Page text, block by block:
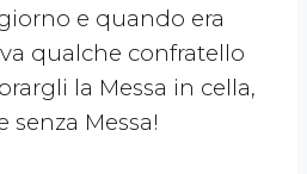
e quando era
qualche confratello
la Messa in cella,
Messa!